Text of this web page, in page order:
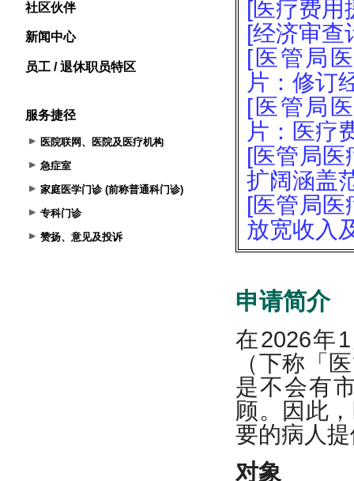
社区伙伴
新闻中心
员工 / 退休职员特区
服务捷径
医院联网、医院及医疗机构
急症室
家庭医学门诊 (前称普通科门诊)
专科门诊
赞扬、意见及投诉